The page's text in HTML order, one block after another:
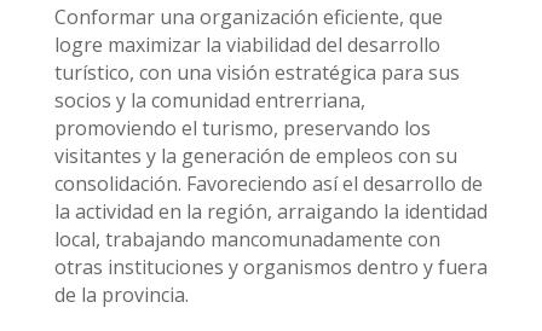
Conformar una organización eficiente, que
logre maximizar la viabilidad del desarrollo
turístico, con una visión estratégica para sus
socios y la comunidad entrerriana,
promoviendo el turismo, preservando los
visitantes y la generación de empleos con su
consolidación. Favoreciendo así el desarrollo de
la actividad en la región, arraigando la identidad
local, trabajando mancomunadamente con
otras instituciones y organismos dentro y fuera
de la provincia.